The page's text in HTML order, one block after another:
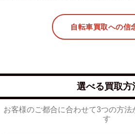
自転車買取への信
選べる買取方
お客様のご都合に合わせて3つの方法
す